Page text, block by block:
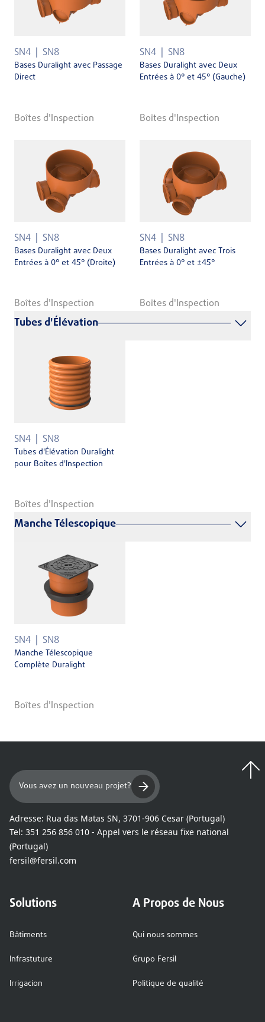
SN4 SN8
Bases Duralight avec Passage
Direct
Boîtes d'Inspection
SN4 SN8
Bases Duralight avec Deux
Entrées à 0° et 45° (Gauche)
Boîtes d'Inspection
SN4 SN8
Bases Duralight avec Deux
Entrées à 0° et 45° (Droite)
Boîtes d'Inspection
SN4 SN8
Bases Duralight avec Trois
Entrées à 0° et ±45°
Boîtes d'Inspection
Tubes d'Élévation
SN4 SN8
Tubes d'Élévation Duralight
pour Boîtes d'Inspection
Boîtes d'Inspection
Manche Télescopique
SN4 SN8
Manche Télescopique
Complète Duralight
Boîtes d'Inspection
Vous avez un nouveau projet?
Adresse: Rua das Matas SN, 3701-906 Cesar (Portugal)
Tel: 351 256 856 010 - Appel vers le réseau fixe national
(Portugal)
fersil@fersil.com
Solutions
Bâtiments
Infrastuture
Irrigacion
A Propos de Nous
Qui nous sommes
Grupo Fersil
Politique de qualité